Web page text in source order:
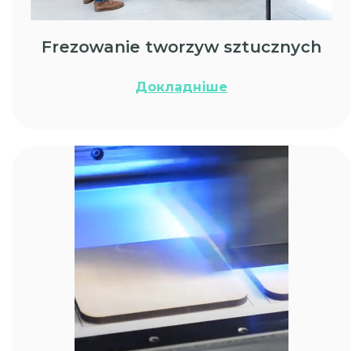
Frezowanie tworzyw sztucznych
Докладніше